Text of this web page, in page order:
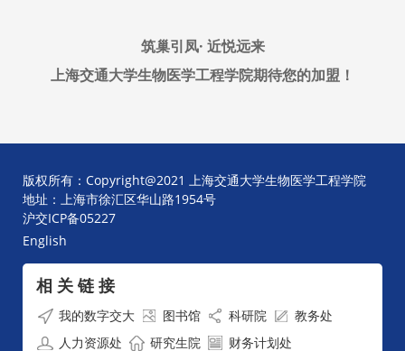
筑巢引凤· 近悦远来
上海交通大学生物医学工程学院期待您的加盟！
版权所有：Copyright@2021 上海交通大学生物医学工程学院
地址：上海市徐汇区华山路1954号
沪交ICP备05227
English
相 关 链 接
我的数字交大 图书馆 科研院
教务处
人力资源处
研究生院 财务计划处